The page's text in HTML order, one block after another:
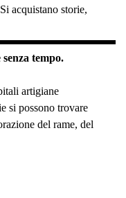
acquistano storie,
tempo.
artigiane
si possono trovare
del rame, del